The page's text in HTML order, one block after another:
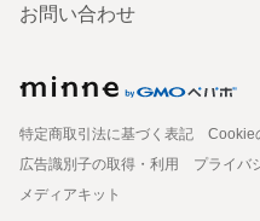
お問い合わせ
特定商取引法に基づく表記
Cookie
広告識別子の取得・利用
プライバ
メディアキット